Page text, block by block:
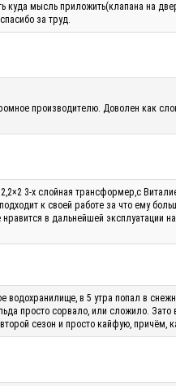
куда мысль приложить(клапана на
за труд.
производителю. Доволен как
3-х слойная трансформер,с
к своей работе за что ему
в дальнейшей эксплуатации
водохранилище, в 5 утра попал в
просто сорвало, или сложило.
сезон и просто кайфую, причём,